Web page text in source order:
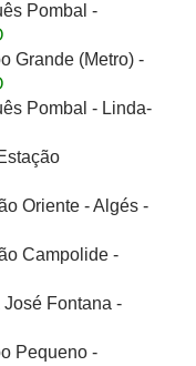
Pombal -
Grande (Metro) -
Pombal - Linda-
Oriente - Algés -
Campolide -
Fontana -
Pequeno -